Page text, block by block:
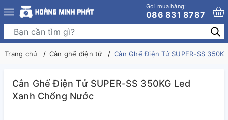
Gọi mua hàng:
086 831 8787
Trang chủ Cân ghế điện tử Cân Ghế Điện Tử SUPER-SS
Cân Ghế Điện Tử SUPER-SS 350KG Led
Xanh Chống Nước